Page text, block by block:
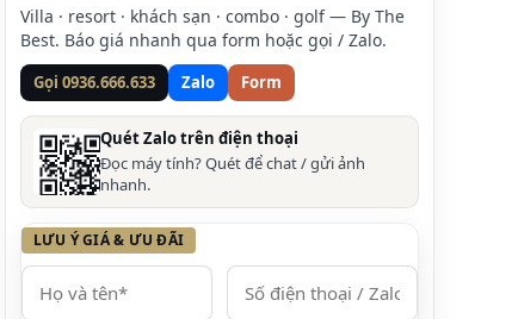
Villa · resort · khách sạn · combo · golf — By The
Best. Báo giá nhanh qua form hoặc gọi / Zalo.
Gọi 0936.666.633 Zalo Form
Quét Zalo trên điện thoại
Đọc máy tính? Quét để chat / gửi ảnh
nhanh.
LƯU Ý GIÁ & ƯU ĐÃI